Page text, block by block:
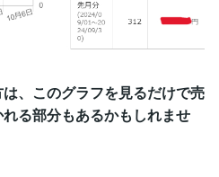
、このグラフを見るだけで売
る部分もあるかもしれませ